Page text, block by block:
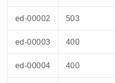
ed-00002 503
ed-00003 400
ed-00004 400